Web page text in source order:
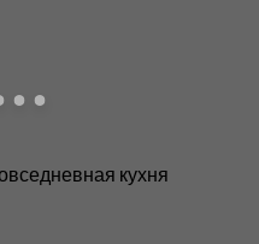
кухня